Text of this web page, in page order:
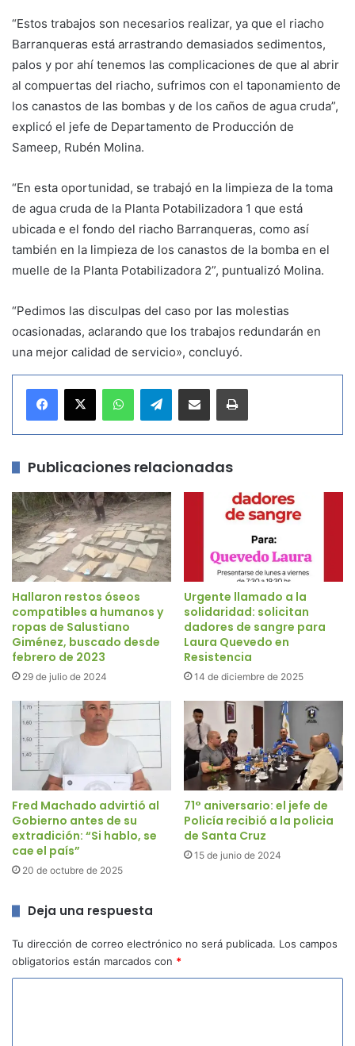
“Estos trabajos son necesarios realizar, ya que el riacho
Barranqueras está arrastrando demasiados sedimentos,
palos y por ahí tenemos las complicaciones de que al abrir
al compuertas del riacho, sufrimos con el taponamiento de
los canastos de las bombas y de los caños de agua cruda”,
explicó el jefe de Departamento de Producción de
Sameep, Rubén Molina.
“En esta oportunidad, se trabajó en la limpieza de la toma
de agua cruda de la Planta Potabilizadora 1 que está
ubicada e el fondo del riacho Barranqueras, como así
también en la limpieza de los canastos de la bomba en el
muelle de la Planta Potabilizadora 2”, puntualizó Molina.
“Pedimos las disculpas del caso por las molestias
ocasionadas, aclarando que los trabajos redundarán en
una mejor calidad de servicio», concluyó.
Telegram
Publicaciones relacionadas
Hallaron restos óseos
compatibles a humanos y
ropas de Salustiano
Giménez, buscado desde
febrero de 2023
29 de julio de 2024
Urgente llamado a la
solidaridad: solicitan
dadores de sangre para
Laura Quevedo en
Resistencia
14 de diciembre de 2025
Fred Machado advirtió al
Gobierno antes de su
extradición: “Si hablo, se
cae el país”
20 de octubre de 2025
71° aniversario: el jefe de
Policía recibió a la policia
de Santa Cruz
15 de junio de 2024
Deja una respuesta
Tu dirección de correo electrónico no será publicada. Los campos
obligatorios están marcados con *